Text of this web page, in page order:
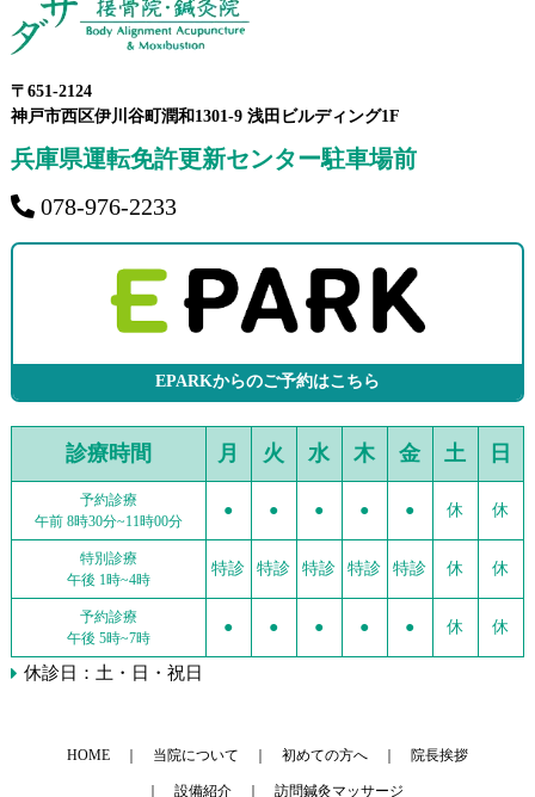
〒651-2124
神戸市西区伊川谷町潤和1301-9 浅田ビルディング1F
兵庫県運転免許更新センター駐車場前
078-976-2233
EPARKからのご予約はこちら
診療時間 月 火 水 木 金 土 日
予約診療
午前 8時30分~11時00分
● ● ● ● ● 休 休
特別診療
午後 1時~4時
特診 特診 特診 特診 特診 休 休
予約診療
午後 5時~7時
● ● ● ● ● 休 休
休診日：土・日・祝日
HOME 当院について 初めての方へ 院長挨拶
設備紹介 訪問鍼灸マッサージ